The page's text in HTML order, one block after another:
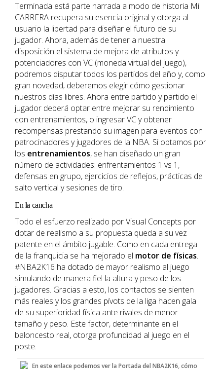
Terminada está parte narrada a modo de historia Mi
CARRERA recupera su esencia original y otorga al
usuario la libertad para diseñar el futuro de su
jugador. Ahora, además de tener a nuestra
disposición el sistema de mejora de atributos y
potenciadores con VC (moneda virtual del juego),
podremos disputar todos los partidos del año y, como
gran novedad, deberemos elegir cómo gestionar
nuestros días libres. Ahora entre partido y partido el
jugador deberá optar entre mejorar su rendimiento
con entrenamientos, o ingresar VC y obtener
recompensas prestando su imagen para eventos con
patrocinadores y jugadores de la NBA. Si optamos por
los entrenamientos, se han diseñado un gran
número de actividades: enfrentamientos 1 vs 1,
defensas en grupo, ejercicios de reflejos, prácticas de
salto vertical y sesiones de tiro.
En la cancha
Todo el esfuerzo realizado por Visual Concepts por
dotar de realismo a su propuesta queda a su vez
patente en el ámbito jugable. Como en cada entrega
de la franquicia se ha mejorado el motor de físicas.
#NBA2K16 ha dotado de mayor realismo al juego
simulando de manera fiel la altura y peso de los
jugadores. Gracias a esto, los contactos se sienten
más reales y los grandes pívots de la liga hacen gala
de su superioridad física ante rivales de menor
tamaño y peso. Este factor, determinante en el
baloncesto real, otorga profundidad al juego en el
poste.